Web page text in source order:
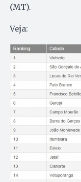
(MT).
Veja: